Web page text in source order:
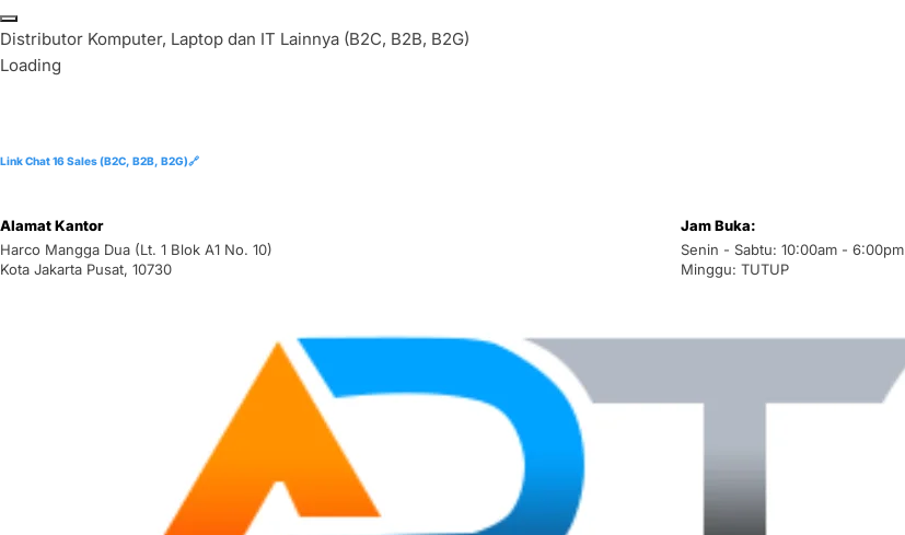
Skip
to
content
Distributor Komputer, Laptop dan IT Lainnya (B2C, B2B, B2G)
Loading
Link Chat 16 Sales (B2C, B2B, B2G)🔗
Alamat Kantor
Harco Mangga Dua (Lt. 1 Blok A1 No. 10)
Kota Jakarta Pusat, 10730
Jam Buka:
Senin - Sabtu: 10:00am - 6:00pm
Minggu: TUTUP